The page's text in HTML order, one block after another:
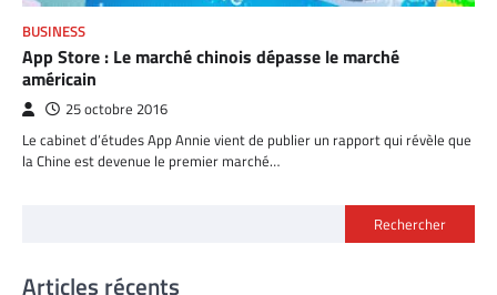
BUSINESS
App Store : Le marché chinois dépasse le marché
américain
25 octobre 2016
Le cabinet d’études App Annie vient de publier un rapport qui révèle que
la Chine est devenue le premier marché…
Rechercher
Articles récents